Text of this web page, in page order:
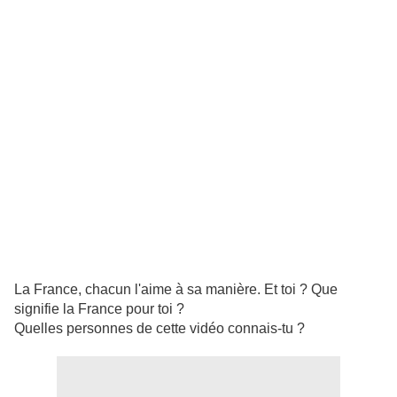
La France, chacun l'aime à sa manière. Et toi ? Que
signifie la France pour toi ?
Quelles personnes de cette vidéo connais-tu ?